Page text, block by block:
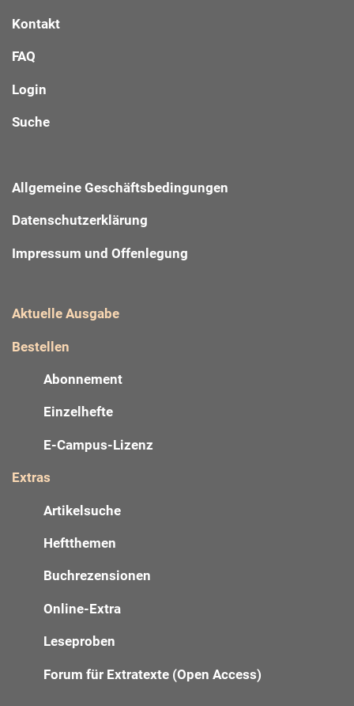
Kontakt
FAQ
Login
Suche
Allgemeine Geschäftsbedingungen
Datenschutzerklärung
Impressum und Offenlegung
Aktuelle Ausgabe
Bestellen
Abonnement
Einzelhefte
E-Campus-Lizenz
Extras
Artikelsuche
Heftthemen
Buchrezensionen
Online-Extra
Leseproben
Forum für Extratexte (Open Access)